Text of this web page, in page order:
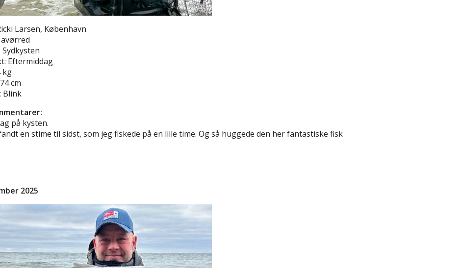
Larsen, København
Eftermiddag
kg
cm
Blink
på kysten.
en stime til sidst, som jeg fiskede på en lille time. Og så huggede den her fantastiske fisk
2025